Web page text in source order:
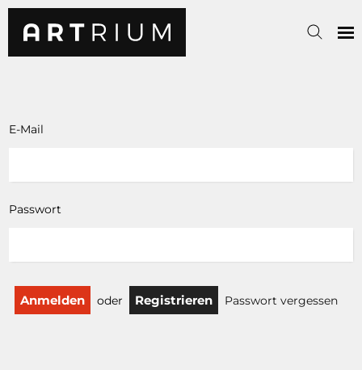
E-Mail
Passwort
oder Registrieren Passwort vergessen